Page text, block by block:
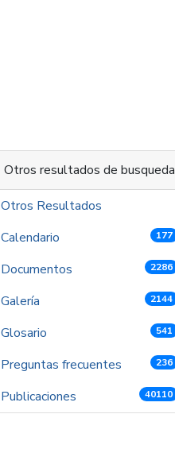
Otros resultados de busqueda
Otros Resultados
Calendario
177
Documentos 2286
Galería 2144
Glosario 541
Preguntas frecuentes 236
Publicaciones 40110